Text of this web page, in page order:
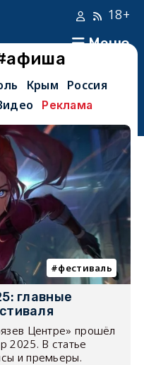
Меню
18+
Крым
Россия
Реклама
фестиваль
главные
Центре» прошёл
2025. В статье
и премьеры.